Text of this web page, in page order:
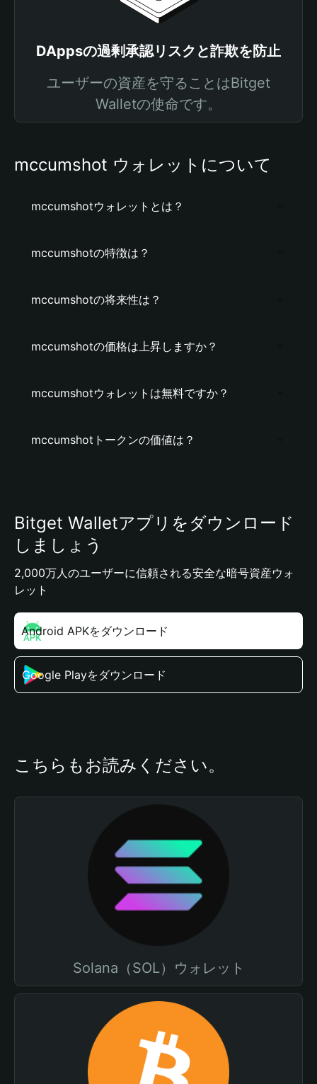
DAppsの過剰承認リスクと詐欺を防止
ユーザーの資産を守ることはBitget
Walletの使命です。
mccumshot ウォレットについて
mccumshotウォレットとは？
mccumshotの特徴は？
mccumshotの将来性は？
mccumshotの価格は上昇しますか？
mccumshotウォレットは無料ですか？
mccumshotトークンの価値は？
Bitget Walletアプリをダウンロード
しましょう
2,000万人のユーザーに信頼される安全な暗号資産ウォ
レット
Android APKをダウンロード
Google Playをダウンロード
こちらもお読みください。
Solana（SOL）ウォレット